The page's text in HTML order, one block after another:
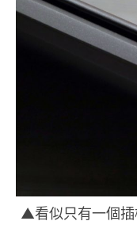
▲看似只有一個插